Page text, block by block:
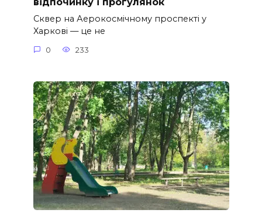
Сквер на Аерокосмічному проспекті у
Харкові — це не
0 233